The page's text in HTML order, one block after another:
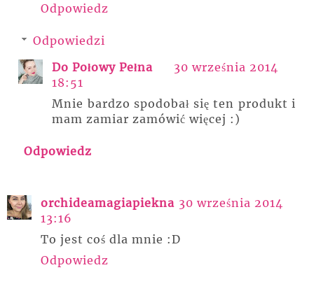
Odpowiedz
Odpowiedzi
Do Połowy Pełna
30 września 2014
18:51
Mnie bardzo spodobał się ten produkt i
mam zamiar zamówić więcej :)
Odpowiedz
orchideamagiapiekna 30 września 2014
13:16
To jest coś dla mnie :D
Odpowiedz